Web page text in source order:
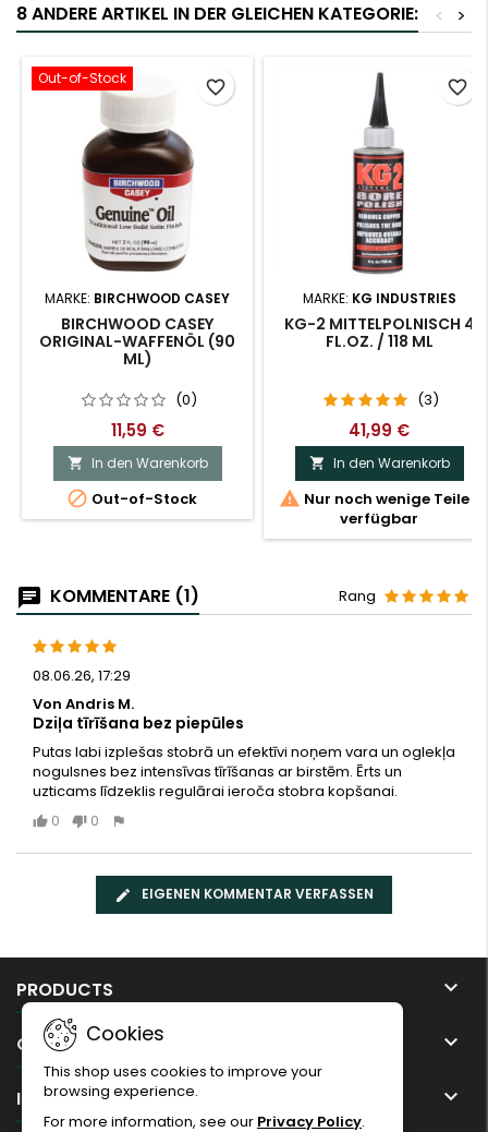
8 ANDERE ARTIKEL IN DER GLEICHEN KATEGORIE: >
<
Out-of-Stock
MARKE: BIRCHWOOD CASEY
BIRCHWOOD CASEY
ORIGINAL-WAFFENÖL (90
ML)
(0)
11,59 €
 In den Warenkorb
 Out-of-Stock
favorite_border
MARKE: KG INDUSTRIES
KG-2 MITTELPOLNISCH 4
FL.OZ. / 118 ML
(3)
41,99 €
 In den Warenkorb
 Nur noch wenige Teile
verfügbar
favorite_border
KOMMENTARE (1) Rang
08.06.26, 17:29
Von Andris M.
Dziļa tīrīšana bez piepūles
Putas labi izplešas stobrā un efektīvi noņem vara un oglekļa
nogulsnes bez intensīvas tīrīšanas ar birstēm. Ērts un
uzticams līdzeklis regulārai ieroča stobra kopšanai.
0
0
EIGENEN KOMMENTAR VERFASSEN
PRODUCTS 
OUR COMPANY 
IHR KONTO 
Cookies
This shop uses cookies to improve your
browsing experience.
For more information, see our Privacy Policy.